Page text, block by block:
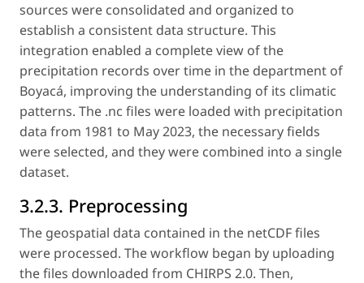
sources were consolidated and organized to
establish a consistent data structure. This
integration enabled a complete view of the
precipitation records over time in the department of
Boyacá, improving the understanding of its climatic
patterns. The .nc files were loaded with precipitation
data from 1981 to May 2023, the necessary fields
were selected, and they were combined into a single
dataset.
3.2.3. Preprocessing
The geospatial data contained in the netCDF files
were processed. The workflow began by uploading
the files downloaded from CHIRPS 2.0. Then,